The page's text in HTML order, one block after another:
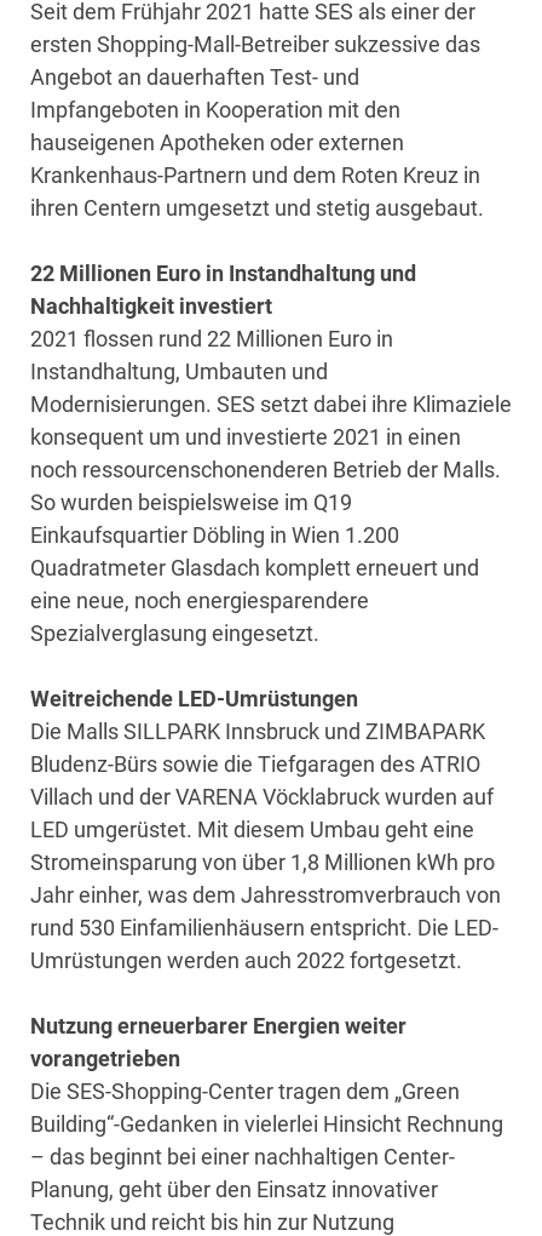
Seit dem Frühjahr 2021 hatte SES als einer der
ersten Shopping-Mall-Betreiber sukzessive das
Angebot an dauerhaften Test- und
Impfangeboten in Kooperation mit den
hauseigenen Apotheken oder externen
Krankenhaus-Partnern und dem Roten Kreuz in
ihren Centern umgesetzt und stetig ausgebaut.
22 Millionen Euro in Instandhaltung und
Nachhaltigkeit investiert
2021 flossen rund 22 Millionen Euro in
Instandhaltung, Umbauten und
Modernisierungen. SES setzt dabei ihre Klimaziele
konsequent um und investierte 2021 in einen
noch ressourcenschonenderen Betrieb der Malls.
So wurden beispielsweise im Q19
Einkaufsquartier Döbling in Wien 1.200
Quadratmeter Glasdach komplett erneuert und
eine neue, noch energiesparendere
Spezialverglasung eingesetzt.
Weitreichende LED-Umrüstungen
Die Malls SILLPARK Innsbruck und ZIMBAPARK
Bludenz-Bürs sowie die Tiefgaragen des ATRIO
Villach und der VARENA Vöcklabruck wurden auf
LED umgerüstet. Mit diesem Umbau geht eine
Stromeinsparung von über 1,8 Millionen kWh pro
Jahr einher, was dem Jahresstromverbrauch von
rund 530 Einfamilienhäusern entspricht. Die LED-
Umrüstungen werden auch 2022 fortgesetzt.
Nutzung erneuerbarer Energien weiter
vorangetrieben
Die SES-Shopping-Center tragen dem „Green
Building“-Gedanken in vielerlei Hinsicht Rechnung
– das beginnt bei einer nachhaltigen Center-
Planung, geht über den Einsatz innovativer
Technik und reicht bis hin zur Nutzung